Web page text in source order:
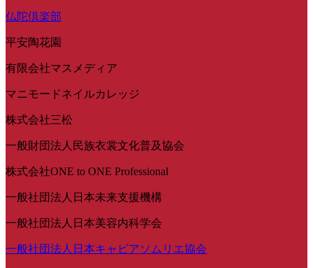
仏陀倶楽部
平安陶花園
有限会社マスメディア
マニモードネイルカレッジ
株式会社三松
一般財団法人民族衣裳文化普及協会
株式会社ONE to ONE Professional
一般社団法人日本未来支援機構
一般社団法人日本美容内科学会
一般社団法人日本キャビアソムリエ協会